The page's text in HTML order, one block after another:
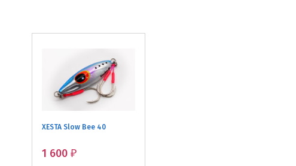
XESTA Slow Bee 40
1 600 ₽